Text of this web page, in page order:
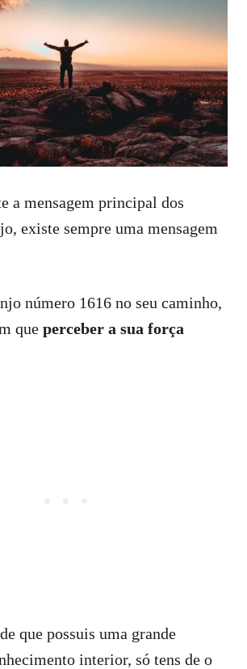
a mensagem principal dos
existe sempre uma mensagem
número 1616 no seu caminho,
que perceber a sua força
que possuis uma grande
interior, só tens de o